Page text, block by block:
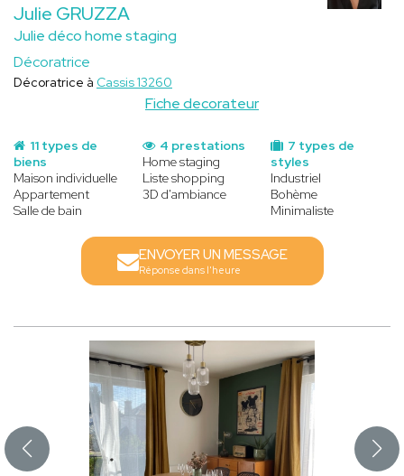
Julie GRUZZA
Julie déco home staging
Décoratrice
Fiche decorateur
Décoratrice à Cassis 13260
11 types de
biens
Maison individuelle
Appartement
Salle de bain
7 types de
styles
Industriel
Bohème
Minimaliste
4 prestations
Home staging
Liste shopping
3D d'ambiance
ENVOYER UN MESSAGE
Réponse dans l'heure